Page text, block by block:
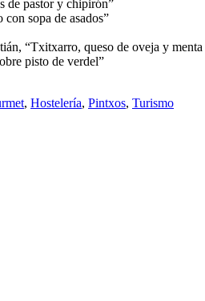
de pastor y chipirón”
sopa de asados”
“Txitxarro, queso de oveja y menta
pisto de verdel”
, Hostelería, Pintxos, Turismo